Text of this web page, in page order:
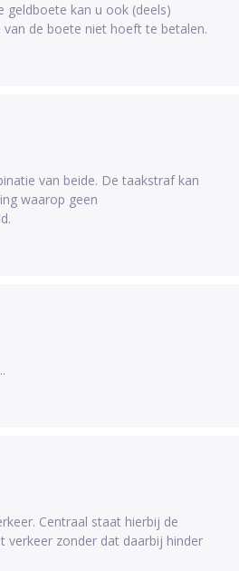
geldboete kan u ook (deels)
de boete niet hoeft te betalen.
van beide. De taakstraf kan
waarop geen
Centraal staat hierbij de
verkeer zonder dat daarbij hinder